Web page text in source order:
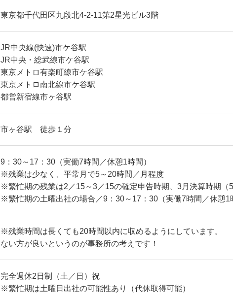
東京都千代田区九段北4-2-11第2星光ビル3階
JR中央線(快速)市ケ谷駅
JR中央・総武線市ケ谷駅
東京メトロ有楽町線市ケ谷駅
東京メトロ南北線市ケ谷駅
都営新宿線市ヶ谷駅
市ヶ谷駅 徒歩１分
9：30～17：30（実働7時間／休憩1時間）
※残業は少なく、平常月で5～20時間／月程度
※繁忙期の残業は2／15～3／15の確定申告時期、3月決算時期（
※繁忙期の土曜出社の場合／9：30～17：30（実働7時間／休憩1
※残業時間は長くても20時間以内に収めるようにしています。
ない方が良いというのが事務所の考えです！
完全週休2日制（土／日）祝
※繁忙期は土曜日出社の可能性あり（代休取得可能）